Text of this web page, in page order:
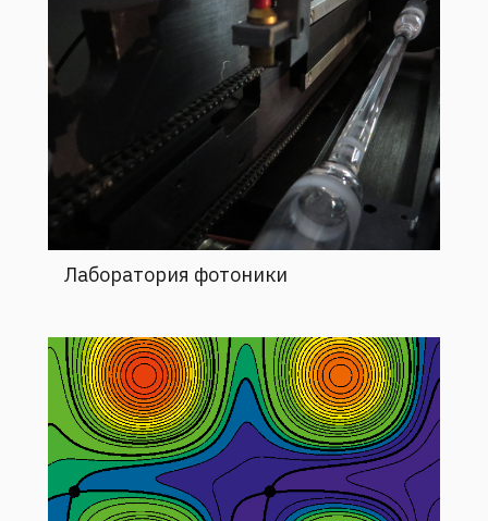
Лаборатория фотоники